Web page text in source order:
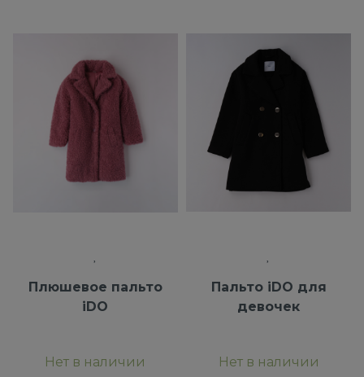
Плюшевое пальто
iDO
Нет в наличии
Пальто iDO для
девочек
Нет в наличии